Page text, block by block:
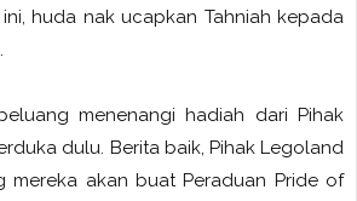
huda nak ucapkan Tahniah kepada
menenangi hadiah dari Pihak
dulu. Berita baik, Pihak Legoland
mereka akan buat Peraduan Pride of